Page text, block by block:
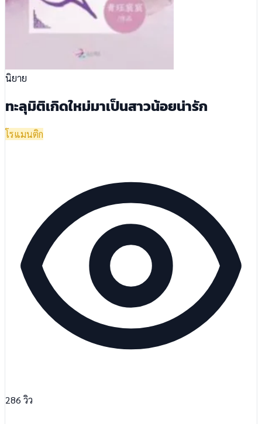
นิยาย
ทะลุมิติเกิดใหม่มาเป็นสาวน้อยน่ารัก
โรแมนติก
286 วิว